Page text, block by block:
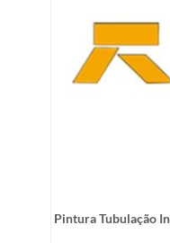
Pintura Tubulação